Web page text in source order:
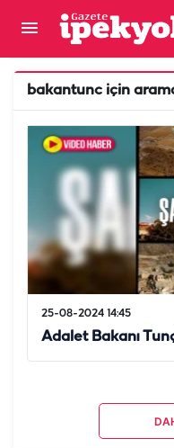
bakantunc için
25-08-2024 14:45
Adalet Bakanı